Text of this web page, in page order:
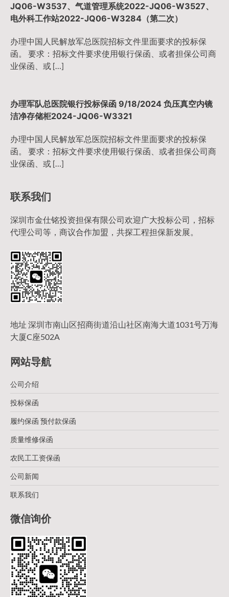
JQ06-W3537、气道管理系统2022-JQ06-W3527、
电外科工作站2022-JQ06-W3284（第二次）
办理中国人民解放军总医院招标文件里面要求的投标保
函。 要求：招标文件要求使用银行保函、或者担保公司商
业保函、或 […]
办理军队总医院银行投标保函 9/18/2024 负压真空内镜
洁净存储柜2024-JQ06-W3321
办理中国人民解放军总医院招标文件里面要求的投标保
函。 要求：招标文件要求使用银行保函、或者担保公司商
业保函、或 […]
联系我们
深圳市金仕铭投资担保有限公司欢迎广大投标公司，招标
代理公司等，商议合作加盟，共探工程担保新发展。
地址 深圳市南山区招商街道沿山社区南海大道1031号万海
大厦C座502A
网站导航
公司介绍
投标保函
履约保函 预付款保函
质量维修保函
农民工工资保函
公司新闻
联系我们
微信询价